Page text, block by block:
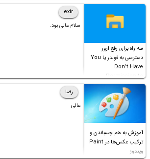
Access this folder
سه راه برای رفع ارور
دسترسی به فولدر یا You
Don’t Have
Permission to
Access this folder
exir
سلام عالی بود.
آموزش به هم چسباندن و
ترکیب عکس‌ها در Paint
ویندوز
رضا
عالی